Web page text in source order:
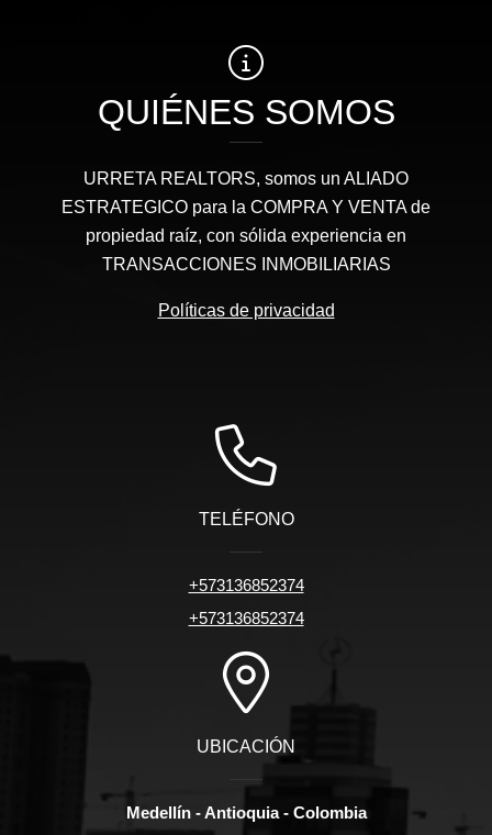
QUIÉNES SOMOS
URRETA REALTORS, somos un ALIADO
ESTRATEGICO para la COMPRA Y VENTA de
propiedad raíz, con sólida experiencia en
TRANSACCIONES INMOBILIARIAS
Políticas de privacidad
TELÉFONO
+573136852374
+573136852374
UBICACIÓN
Medellín - Antioquia - Colombia